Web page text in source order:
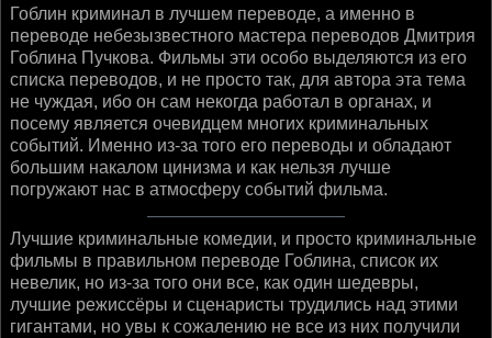
Гоблин криминал в лучшем переводе, а именно в
переводе небезызвестного мастера переводов Дмитрия
Гоблина Пучкова. Фильмы эти особо выделяются из его
списка переводов, и не просто так, для автора эта тема
не чуждая, ибо он сам некогда работал в органах, и
посему является очевидцем многих криминальных
событий. Именно из-за того его переводы и обладают
большим накалом цинизма и как нельзя лучше
погружают нас в атмосферу событий фильма.
Лучшие криминальные комедии, и просто криминальные
фильмы в правильном переводе Гоблина, список их
невелик, но из-за того они все, как один шедевры,
лучшие режиссёры и сценаристы трудились над этими
гигантами, но увы к сожалению не все из них получили